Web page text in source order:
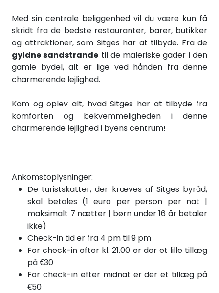
Med sin centrale beliggenhed vil du være kun få
skridt fra de bedste restauranter, barer, butikker
og attraktioner, som Sitges har at tilbyde. Fra de
gyldne sandstrande til de maleriske gader i den
gamle bydel, alt er lige ved hånden fra denne
charmerende lejlighed.
Kom og oplev alt, hvad Sitges har at tilbyde fra
komforten og bekvemmeligheden i denne
charmerende lejlighed i byens centrum!
Ankomstoplysninger:
De turistskatter, der kræves af Sitges byråd,
skal betales (1 euro per person per nat |
maksimalt 7 nætter | børn under 16 år betaler
ikke)
Check-in tid er fra 4 pm til 9 pm
For check-in efter kl. 21.00 er der et lille tillæg
på €30
For check-in efter midnat er der et tillæg på
€50